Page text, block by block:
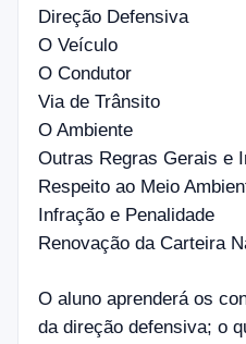
Direção Defensiva
O Veículo
O Condutor
Via de Trânsito
O Ambiente
Outras Regras Gerais e
Respeito ao Meio
Infração e Penalidade
Renovação da Carteira
O aluno aprenderá os
da direção defensiva; o